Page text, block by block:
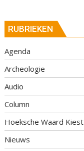
RUBRIEKEN
Agenda
Archeologie
Audio
Column
Hoeksche Waard Kiest
Nieuws